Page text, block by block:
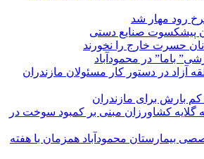
رود مهار شد
پیشکسوت صنایع دستی
حسرت خارج را نخورند
باما” در محمودآباد
آزاد در دستور کار مسئولان مازندران
کم بارش برای مازندران
گلایه کشاورزان مبنی بر کمبود سوخت در
تخصصی بیمارستان محمودآباد همزمان با هفته